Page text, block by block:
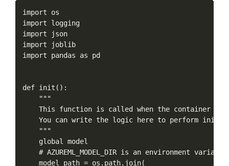
import os
import logging
import json
import joblib
import pandas as pd
def init():
    """
This function is called when the container is
You can write the logic here to perform init
    """
    global model
# AZUREML_MODEL_DIR is an environment
    model_path = os.path.join(